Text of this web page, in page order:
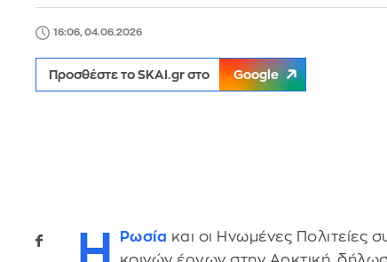
16:06, 04.06.2026
Προσθέστε το SKAI.gr στο Google
Η Ρωσία και οι Ηνωμένες Πολιτείες